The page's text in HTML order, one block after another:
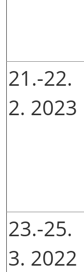
21.-22.
2. 2023
23.-25.
3. 2022